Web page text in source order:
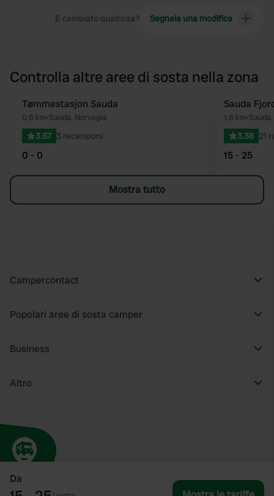
Da
È cambiato qualcosa? Segnala una modifica
Controlla altre aree di sosta nella zona
Preferito
Tømmestasjon Sauda
0,6 km•Sauda, Norvegia
3.67 3 recensioni
0 - 0
Sauda
1,6 km•
3.38 21
15 - 25
Mostra tutto
Campercontact
Popolari aree di sosta camper
Business
Altro